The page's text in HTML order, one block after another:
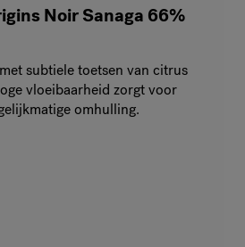
Noir Sanaga 66%
subtiele toetsen van citrus
vloeibaarheid zorgt voor
omhulling.